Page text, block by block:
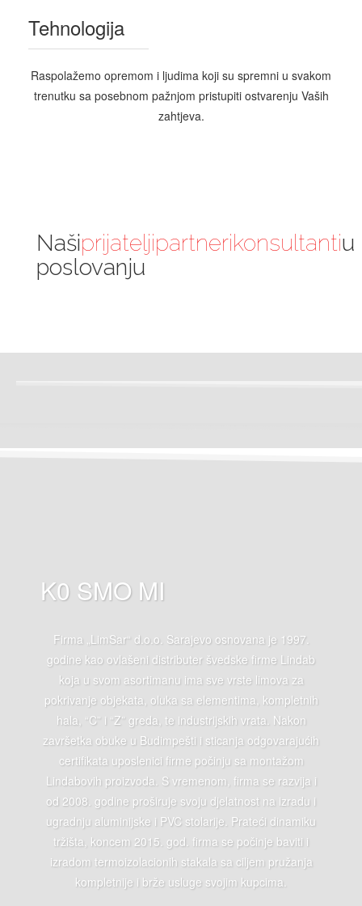
Tehnologija
Raspolažemo opremom i ljudima koji su spremni u svakom
trenutku sa posebnom pažnjom pristupiti ostvarenju Vaših
zahtjeva.
Našiprijateljipartnerikonsultantiu
poslovanju
K0 SMO MI
Firma „LimSar“ d.o.o. Sarajevo osnovana je 1997.
godine kao ovlašeni distributer švedske firme Lindab
koja u svom asortimanu ima sve vrste limova za
pokrivanje objekata, oluka sa elementima, kompletnih
hala, “C” i “Z” greda, te industrijskih vrata. Nakon
završetka obuke u Budimpešti i sticanja odgovarajućih
certifikata uposlenici firme počinju sa montažom
Lindabovih proizvoda. S vremenom, firma se razvija i
od 2008. godine proširuje svoju djelatnost na izradu i
ugradnju aluminijske i PVC stolarije. Prateći dinamiku
tržišta, koncem 2015. god. firma se počinje baviti i
izradom termoizolacionih stakala sa ciljem pružanja
kompletnije i brže usluge svojim kupcima.